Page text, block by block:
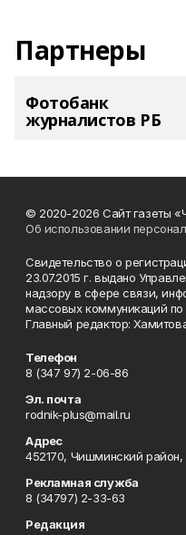
Партнеры
Фотобанк
журналистов РБ
© 2020-2026 Сайт газеты
Об использовании
Свидетельство о
23.07.2015 г. выдано
надзору в сфере связи,
массовых коммуникаций по
Главный редактор:
Телефон
8 (347 97) 2-06-86
Эл. почта
rodnik-plus@mail.ru
Адрес
452170, Чишминский
Рекламная служба
8 (34797) 2-33-63
Редакция